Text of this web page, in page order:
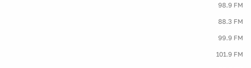
98.9 FM
88.3 FM
99.9 FM
101.9 FM